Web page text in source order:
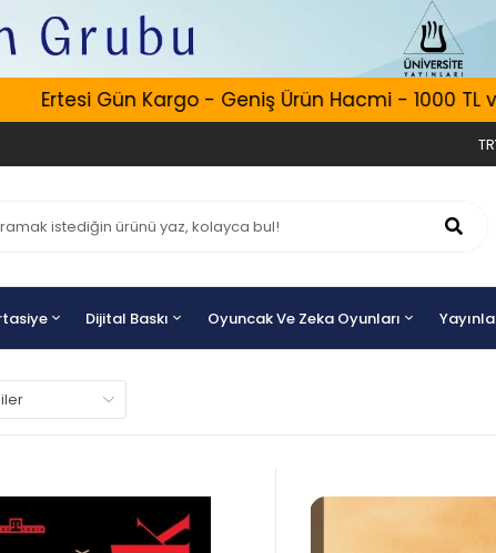
Gün Kargo - Geniş Ürün Hacmi - 1000 TL ve
Dijital Baskı Oyuncak Ve Zeka Oyunları